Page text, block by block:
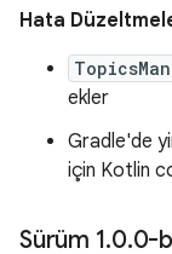
Hata
ekler
Gradle'de
için Kotlin
Sürüm 1.0.0-